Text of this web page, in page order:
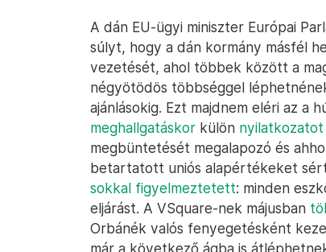
A dán EU-ügyi miniszter Európai
súlyt, hogy a dán kormány másfél
vezetését, ahol többek között a
négyötödös többséggel
ajánlásokig. Ezt majdnem eléri az a
meghallgatáskor külön
megbüntetését megalapozó és
betartatott uniós alapértékeket
sokkal figyelmeztetett: minden
eljárást. A VSquare-nek májusban
Orbánék valós fenyegetésként
már a következő ágba is